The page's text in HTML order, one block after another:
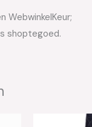
WebwinkelKeur;
shoptegoed.